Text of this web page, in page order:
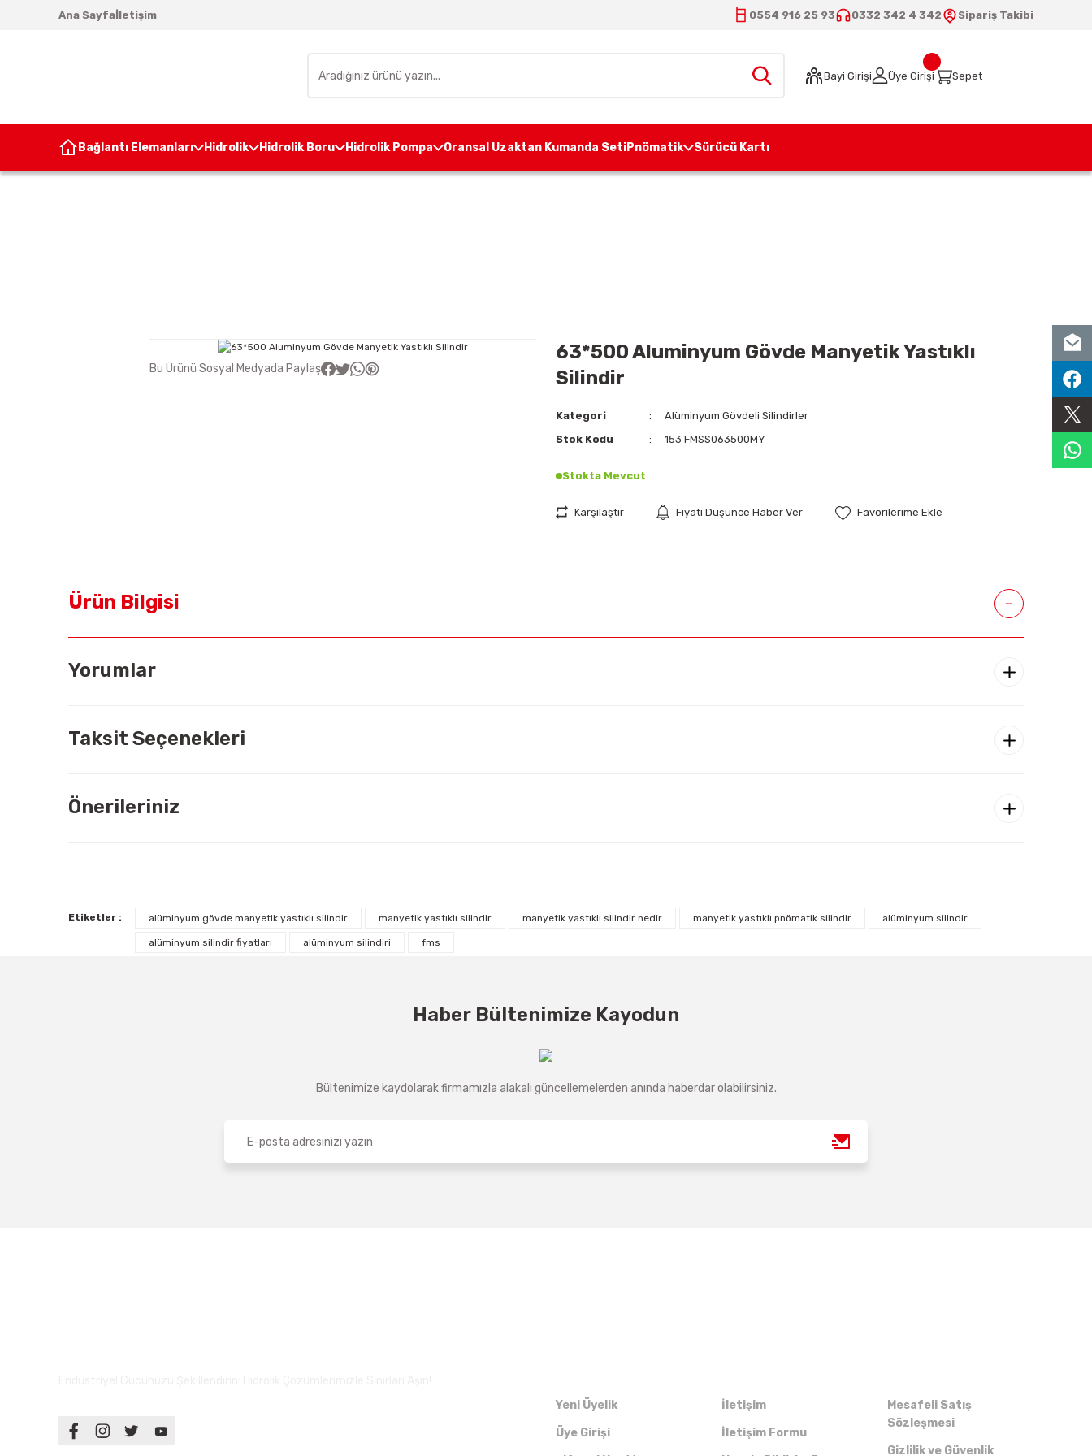
Ana Sayfaİletişim 0554 916 25 93 0332 342 4 342 Sipariş Takibi
Bayi Girişi Üye Girişi Sepet
Bağlantı Elemanları Hidrolik Hidrolik Boru Hidrolik Pompa Oransal Uzaktan Kumanda SetiPnömatik Sürücü Kartı
Bu Ürünü Sosyal Medyada Paylaş
63*500 Aluminyum Gövde Manyetik Yastıklı
Silindir
Kategori
Alüminyum Gövdeli Silindirler
Stok Kodu
153 FMSS063500MY
Stokta Mevcut
Karşılaştır Fiyatı Düşünce Haber Ver
Ürün Bilgisi
Yorumlar
Taksit Seçenekleri
Önerileriniz
Etiketler : alüminyum gövde manyetik yastıklı silindir manyetik yastıklı silindir manyetik yastıklı silindir nedir manyetik yastıklı pnömatik silindir alüminyum silindir
alüminyum silindir fiyatları alüminyum silindiri fms
Haber Bültenimize Kayodun
Bültenimize kaydolarak firmamızla alakalı güncellemelerden anında haberdar olabilirsiniz.
Yeni Üyelik
Üye Girişi
İletişim
İletişim Formu
Mesafeli Satış
Sözleşmesi
Gizlilik ve Güvenlik